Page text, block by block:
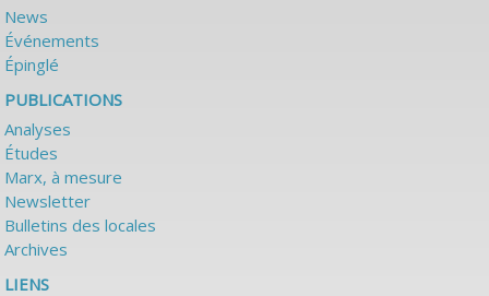
News
Événements
Épinglé
PUBLICATIONS
Analyses
Études
Marx, à mesure
Newsletter
Bulletins des locales
Archives
LIENS